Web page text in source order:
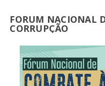
FORUM NACIONAL
CORRUPÇÃO